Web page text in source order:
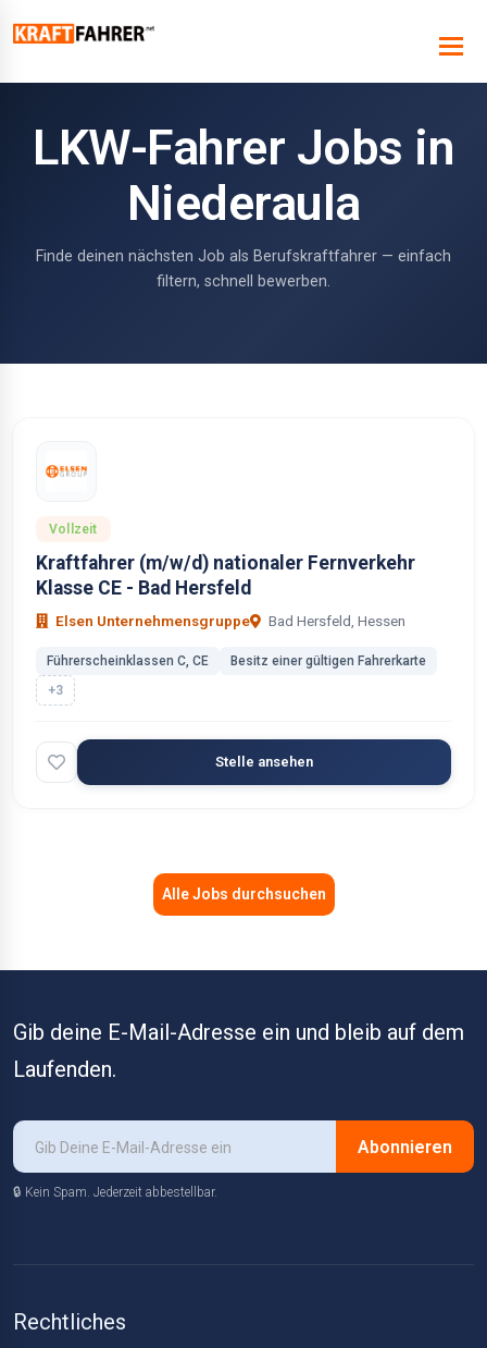
LKW-Fahrer Jobs in
Niederaula
Finde deinen nächsten Job als Berufskraftfahrer — einfach
filtern, schnell bewerben.
Vollzeit
Kraftfahrer (m/w/d) nationaler Fernverkehr
Klasse CE - Bad Hersfeld
Elsen Unternehmensgruppe Bad Hersfeld, Hessen
Führerscheinklassen C, CE
Besitz einer gültigen Fahrerkarte
+3
Stelle ansehen
Alle Jobs durchsuchen
Gib deine E-Mail-Adresse ein und bleib auf dem
Laufenden.
Abonnieren
🔒 Kein Spam. Jederzeit abbestellbar.
Rechtliches